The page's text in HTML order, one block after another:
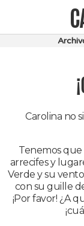
Carolina no
Tenemos que
arrecifes y
Verde y su
con su guille
¡Por favor! ¿A